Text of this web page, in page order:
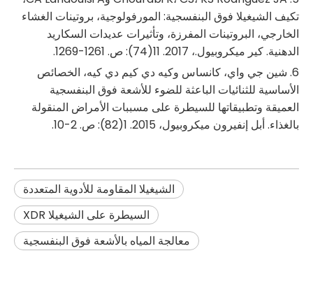
تكيف الشيغيلا فوق البنفسجية: المورفولوجية، بروتينات الغشاء
الخارجي، البروتينات المفرزة، وتأثيرات عديدات السكاريد
الدهنية. كير ميكروبيول.، 2017. 11(74): ص. 1261-1269.
6. شين جي واي، كانساس وكيه دي كيم دي كيه، الخصائص
الأساسية للثنائيات الباعثة للضوء للأشعة فوق البنفسجية
العميقة وتطبيقاتها للسيطرة على مسببات الأمراض المنقولة
بالغذاء. أبل إنفيرون ميكروبيول، 2015. 1(82): ص. 2-10.
الشيغيلا المقاومة للأدوية المتعددة
السيطرة على الشيغيلا XDR
معالجة المياه بالأشعة فوق البنفسجية